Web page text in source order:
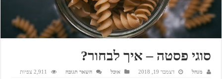
סוגי פסטה – איך לבחור?
מנהל דצמבר 19, 2018 אוכל השאר תגובה 2,911 צפיות